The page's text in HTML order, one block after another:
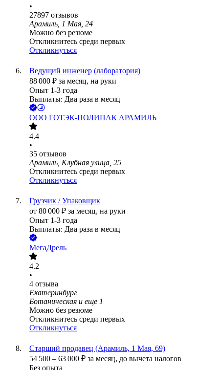
•
27897 отзывов
Арамиль, 1 Мая, 24
Можно без резюме
Откликнитесь среди первых
Откликнуться
Ведущий инженер (лаборатория)
88 000 ₽ за месяц, на руки
Опыт 1-3 года
Выплаты: Два раза в месяц
ООО ГОТЭК-ПОЛИПАК АРАМИЛЬ
4.4
•
35 отзывов
Арамиль, Клубная улица, 25
Откликнитесь среди первых
Откликнуться
Грузчик / Упаковщик
от 80 000 ₽ за месяц, на руки
Опыт 1-3 года
Выплаты: Два раза в месяц
МегаДрель
4.2
•
4 отзыва
Екатеринбург
Ботаническая и еще 1
Можно без резюме
Откликнитесь среди первых
Откликнуться
Старший продавец (Арамиль, 1 Мая, 69)
54 500 – 63 000 ₽ за месяц, до вычета налогов
Без опыта